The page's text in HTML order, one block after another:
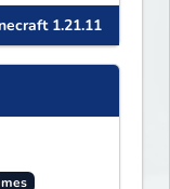
1.21.11